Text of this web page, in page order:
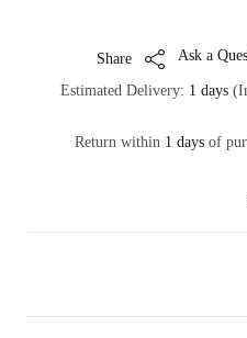
Ask a
Estimated Delivery: 1 days
Return within 1 days of